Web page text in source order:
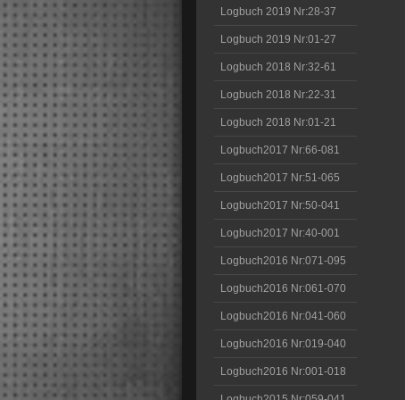
Logbuch 2019 Nr:28-37
Logbuch 2019 Nr:01-27
Logbuch 2018 Nr:32-61
Logbuch 2018 Nr:22-31
Logbuch 2018 Nr:01-21
Logbuch2017 Nr:66-081
Logbuch2017 Nr:51-065
Logbuch2017 Nr:50-041
Logbuch2017 Nr:40-001
Logbuch2016 Nr:071-095
Logbuch2016 Nr:061-070
Logbuch2016 Nr:041-060
Logbuch2016 Nr:019-040
Logbuch2016 Nr:001-018